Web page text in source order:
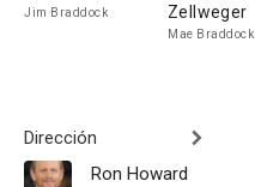
Jim Braddock Zellweger
Mae Braddock
Dirección
Ron Howard